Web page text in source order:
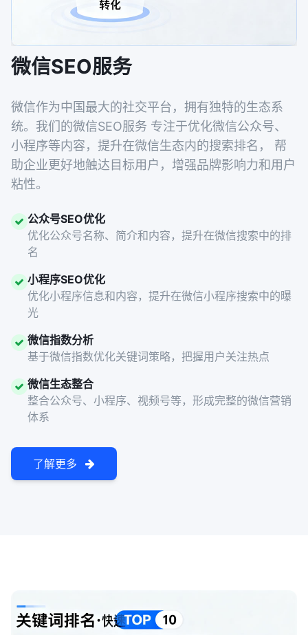
微信SEO服务
微信作为中国最大的社交平台，拥有独特的生态系
统。我们的微信SEO服务 专注于优化微信公众号、
小程序等内容，提升在微信生态内的搜索排名， 帮
助企业更好地触达目标用户，增强品牌影响力和用户
粘性。
公众号SEO优化
优化公众号名称、简介和内容，提升在微信搜索中的排
名
小程序SEO优化
优化小程序信息和内容，提升在微信小程序搜索中的曝
光
微信指数分析
基于微信指数优化关键词策略，把握用户关注热点
微信生态整合
整合公众号、小程序、视频号等，形成完整的微信营销
体系
了解更多